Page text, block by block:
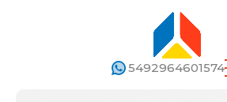
5492964601574